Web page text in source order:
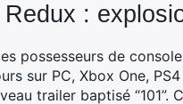
:
possesseurs de
sur PC, Xbox One,
trailer baptisé